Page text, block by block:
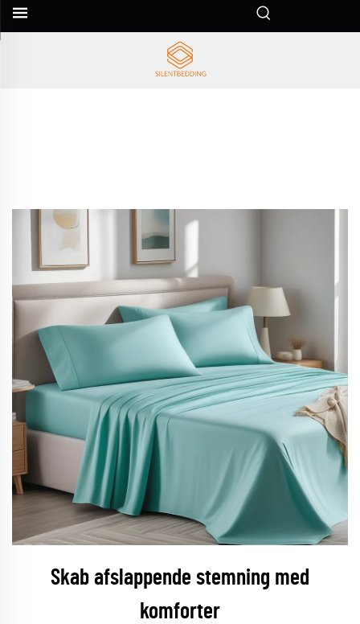
Skab afslappende stemning med
komforter